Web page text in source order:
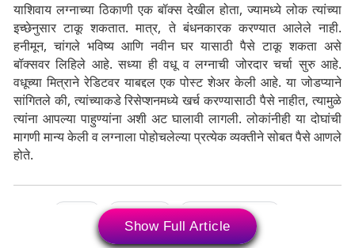
याशिवाय लग्नाच्या ठिकाणी एक बॉक्स देखील होता, ज्यामध्ये लोक त्यांच्या
इच्छेनुसार टाकू शकतात. मात्र, ते बंधनकारक करण्यात आलेले नाही.
हनीमून, चांगले भविष्य आणि नवीन घर यासाठी पैसे टाकू शकता असे
बॉक्सवर लिहिले आहे. सध्या ही वधू व लग्नाची जोरदार चर्चा सुरु आहे.
वधूच्या मित्राने रेडिटवर याबद्दल एक पोस्ट शेअर केली आहे. या जोडप्याने
सांगितले की, त्यांच्याकडे रिसेप्शनमध्ये खर्च करण्यासाठी पैसे नाहीत, त्यामुळे
त्यांना आपल्या पाहुण्यांना अशी अट घालावी लागली. लोकांनीही या दोघांची
मागणी मान्य केली व लग्नाला पोहोचलेल्या प्रत्येक व्यक्तीने सोबत पैसे आणले
होते.
Wedding Wedding Guests
जेवणासाठी पैसे लग्न
Show Full Article